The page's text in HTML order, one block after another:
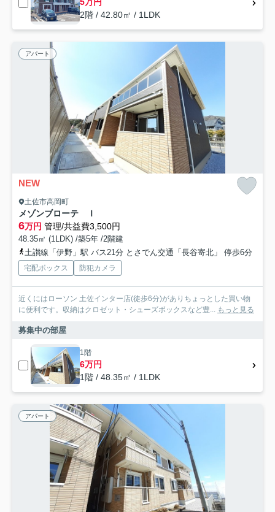
5万円
2階 / 42.80㎡ / 1LDK
アパート
NEW
土佐市高岡町
メゾンブローテ Ｉ
6万円 管理/共益費3,500円
48.35㎡ (1LDK) /築5年 /2階建
土讃線「伊野」駅 バス21分 とさでん交通「長谷寄北」 停歩6分
宅配ボックス 防犯カメラ
近くにはローソン 土佐インター店(徒歩6分)がありちょっとした買い物
に便利です。収納はクロゼット・シューズボックスなど豊... もっと見る
募集中の部屋
1階
6万円
1階 / 48.35㎡ / 1LDK
アパート